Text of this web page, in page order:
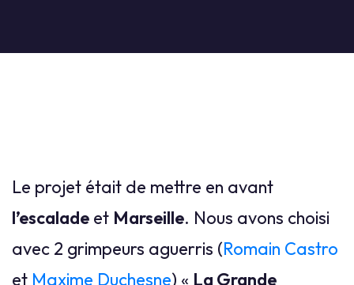
Le projet était de mettre en avant
l’escalade et Marseille. Nous avons choisi
avec 2 grimpeurs aguerris (Romain Castro
et Maxime Duchesne) « La Grande